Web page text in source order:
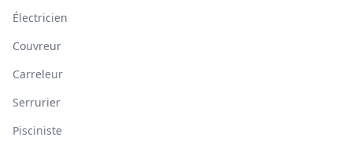
Électricien
Couvreur
Carreleur
Serrurier
Pisciniste